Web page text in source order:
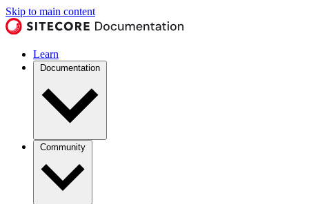
Skip to main content
Learn
Documentation
Community